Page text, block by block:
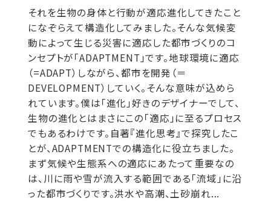
それを生物の身体と行動が適応進化してきたこと
になぞらえて構造化してみました。そんな気候変
動によって生じる災害に適応した都市づくりのコ
ンセプトが「ADAPTMENT」です。地球環境に適応
（=ADAPT）しながら、都市を開発（＝
DEVELOPMENT）していく。そんな意味が込めら
れています。僕は「進化」好きのデザイナーでして、
生物の進化とはまさにこの「適応」に至るプロセス
でもあるわけです。自著『進化思考』で探究したこ
とが、ADAPTMENTでの構造化に役立ちました。
まず気候や生態系への適応にあたって重要なの
は、川に雨や雪が流入する範囲である「流域」に沿
った都市づくりです。洪水や高潮、土砂崩れ...